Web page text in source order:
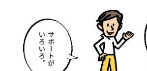
市町村を探す
移住者イン
動画